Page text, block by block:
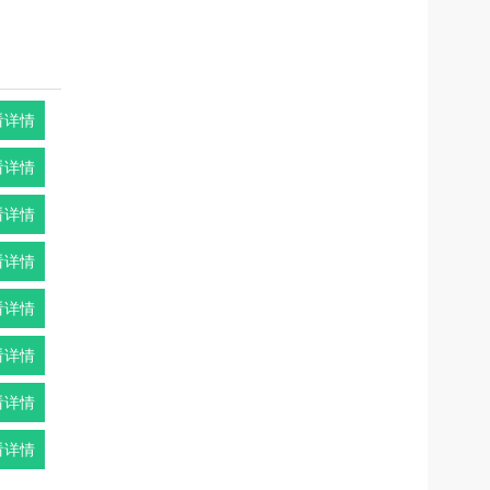
详情
详情
详情
详情
详情
详情
详情
详情